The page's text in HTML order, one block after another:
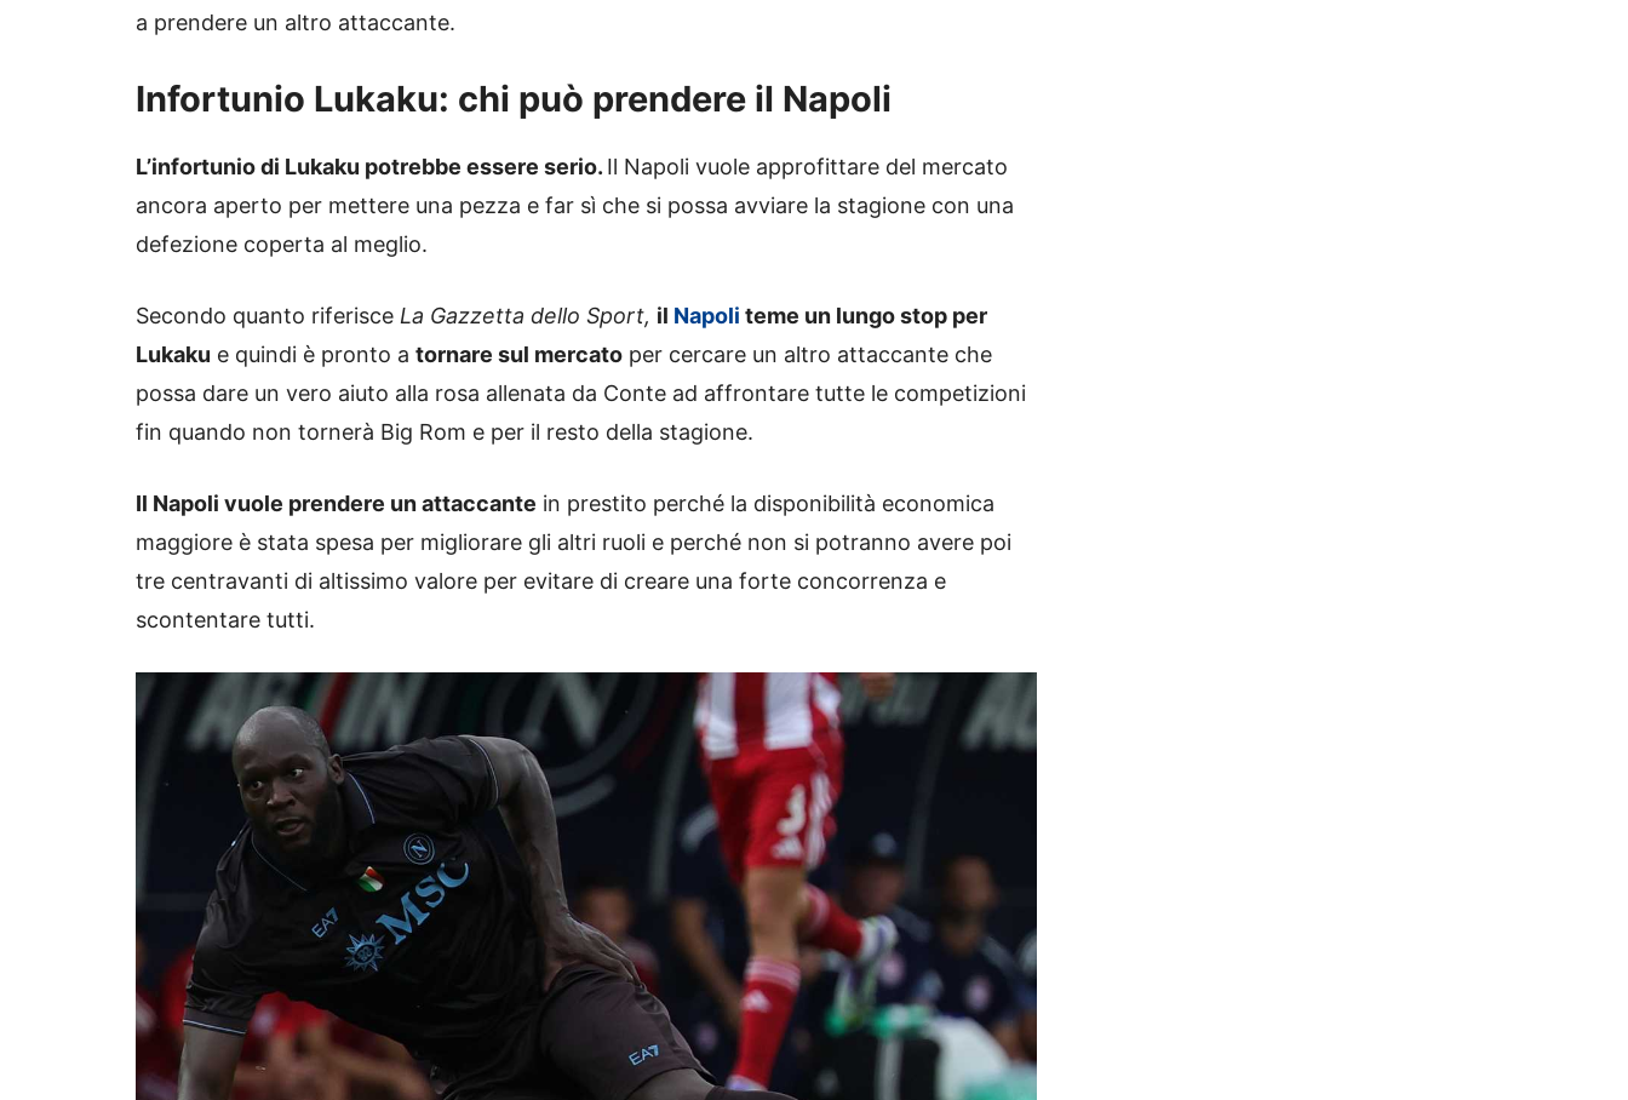
a prendere un altro attaccante.
Infortunio Lukaku: chi può prendere il Napoli
L’infortunio di Lukaku potrebbe essere serio. Il Napoli vuole approfittare del mercato
ancora aperto per mettere una pezza e far sì che si possa avviare la stagione con una
defezione coperta al meglio.
Secondo quanto riferisce La Gazzetta dello Sport, il Napoli teme un lungo stop per
Lukaku e quindi è pronto a tornare sul mercato per cercare un altro attaccante che
possa dare un vero aiuto alla rosa allenata da Conte ad affrontare tutte le competizioni
fin quando non tornerà Big Rom e per il resto della stagione.
Il Napoli vuole prendere un attaccante in prestito perché la disponibilità economica
maggiore è stata spesa per migliorare gli altri ruoli e perché non si potranno avere poi
tre centravanti di altissimo valore per evitare di creare una forte concorrenza e
scontentare tutti.